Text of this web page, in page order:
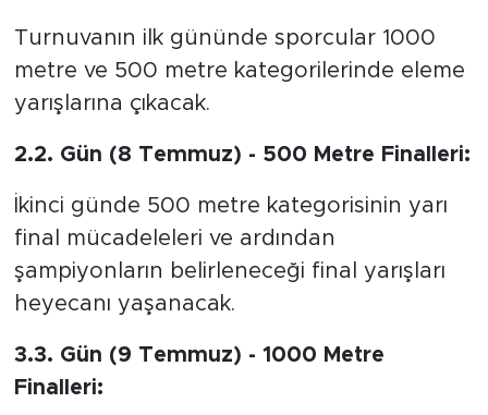
Turnuvanın ilk gününde sporcular 1000
metre ve 500 metre kategorilerinde eleme
yarışlarına çıkacak.
2.2. Gün (8 Temmuz) - 500 Metre Finalleri:
İkinci günde 500 metre kategorisinin yarı
final mücadeleleri ve ardından
şampiyonların belirleneceği final yarışları
heyecanı yaşanacak.
3.3. Gün (9 Temmuz) - 1000 Metre
Finalleri: